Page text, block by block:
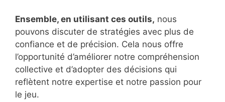
Ensemble, en utilisant ces outils, nous
pouvons discuter de stratégies avec plus de
confiance et de précision. Cela nous offre
l’opportunité d’améliorer notre compréhension
collective et d’adopter des décisions qui
reflètent notre expertise et notre passion pour
le jeu.